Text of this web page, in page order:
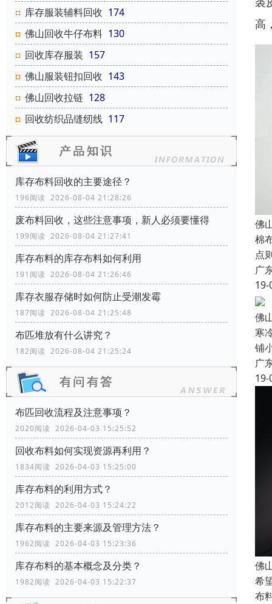
库存服装辅料回收 174
佛山回收牛仔布料 130
回收库存服装 157
佛山服装钮扣回收 143
佛山回收拉链 128
回收纺织品缝纫线 117
库存布料回收的主要途径？
196阅读 2026-08-04 21:28:26
废布料回收，这些注意事项，新人必须要懂得
199阅读 2026-08-04 21:27:41
库存布料的库存布料如何利用
191阅读 2026-08-04 21:26:46
库存衣服存储时如何防止受潮发霉
187阅读 2026-08-04 21:25:48
布匹堆放有什么讲究？
182阅读 2026-08-04 21:25:24
布匹回收流程及注意事项？
2020阅读 2026-04-03 15:25:52
回收布料如何实现资源再利用？
1834阅读 2026-04-03 15:25:00
库存布料的利用方式？
2012阅读 2026-04-03 15:24:22
库存布料的主要来源及管理方法？
1962阅读 2026-04-03 15:23:36
库存布料的基本概念及分类？
1982阅读 2026-04-03 15:22:37
高
佛
棉
点
广
19-
佛
寒
铺
广
19-
佛
希
布